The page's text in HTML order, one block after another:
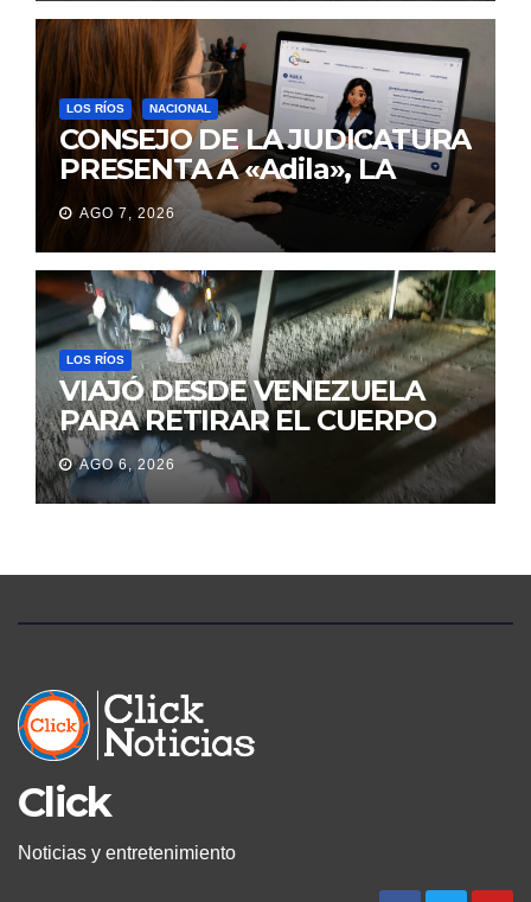
LOS RÍOS NACIONAL
CONSEJO DE LA JUDICATURA
PRESENTA A «Adila», LA
ASISTENTE VIRTUAL QUE
ORIENTA A LA CIUDADANÍA
SOBRE TRÁMITES
JUDICIALES
AGO 7, 2026
LOS RÍOS
VIAJÓ DESDE VENEZUELA
PARA RETIRAR EL CUERPO
DE SU MARIDO QUE
PERMANECIÓ SEIS DÍAS EN
LA MORGUE
AGO 6, 2026
Click
Noticias y entretenimiento